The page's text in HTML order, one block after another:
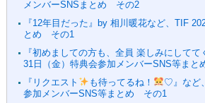
メンバーSNSまとめ その2
『12年目だった』by 相川暖花など、TIF
とめ その1
『初めましての方も、全員 楽しみにしてて
31日（金）特典会参加メンバーSNS等ま
『リクエスト
も待ってるね！
♡』など
参加メンバーSNS等まとめ その1